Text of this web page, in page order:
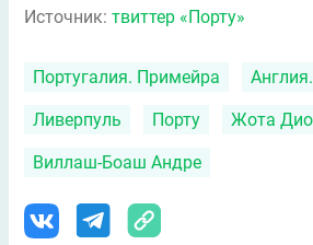
Источник: твиттер «Порту»
Португалия. Примейра
Ливерпуль Порту Жота
Виллаш-Боаш Андре